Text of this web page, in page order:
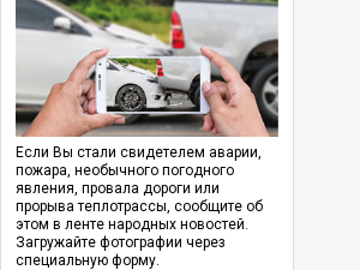
Если Вы стали свидетелем аварии,
пожара, необычного погодного
явления, провала дороги или
прорыва теплотрассы, сообщите об
этом в ленте народных новостей.
Загружайте фотографии через
специальную форму.